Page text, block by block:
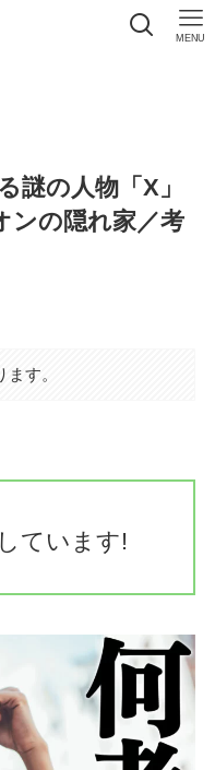
MENU
謎の人物「X」
ンの隠れ家／考
す。
しています!